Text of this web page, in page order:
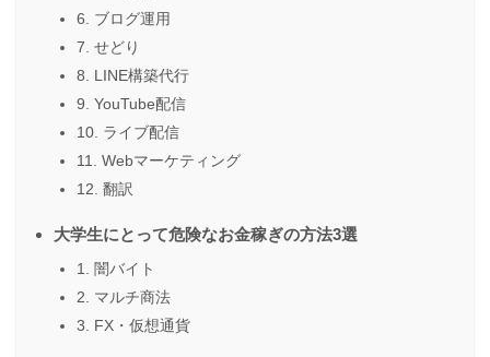
6. ブログ運用
7. せどり
8. LINE構築代行
9. YouTube配信
10. ライブ配信
11. Webマーケティング
12. 翻訳
大学生にとって危険なお金稼ぎの方法3選
1. 闇バイト
2. マルチ商法
3. FX・仮想通貨